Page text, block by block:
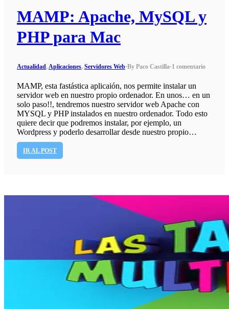
MAMP: Apache, MySQL y
PHP para Mac
Actualidad,Aplicaciones, Servidores Web·By Paco Castilla·1 comentario
MAMP, esta fastástica aplicaión, nos permite instalar un
servidor web en nuestro propio ordenador. En unos… en un
solo paso!!, tendremos nuestro servidor web Apache con
MYSQL y PHP instalados en nuestro ordenador. Todo esto
quiere decir que podremos instalar, por ejemplo, un
Wordpress y poderlo desarrollar desde nuestro propio…
IR AL POST